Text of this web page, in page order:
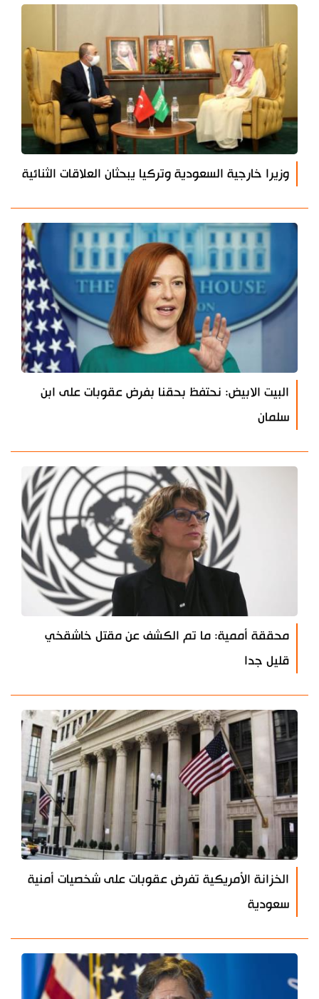
وزيرا خارجية السعودية وتركيا يبحثان العلاقات الثنائية
البيت الابيض: نحتفظ بحقنا بفرض عقوبات على ابن
سلمان
محققة أممية: ما تم الكشف عن مقتل خاشقخي
قليل جدا
الخزانة الأمريكية تفرض عقوبات على شخصيات أمنية
سعودية